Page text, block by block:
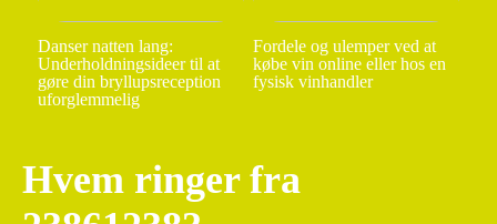
Danser natten lang:
Underholdningsideer til at
gøre din bryllupsreception
uforglemmelig
Fordele og ulemper ved at
købe vin online eller hos en
fysisk vinhandler
Hvem ringer fra